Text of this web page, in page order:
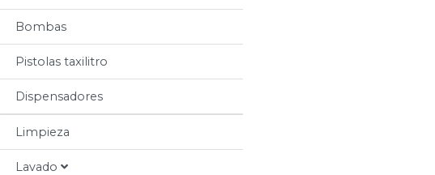
Bombas
Pistolas taxilitro
Dispensadores
Limpieza
Lavado